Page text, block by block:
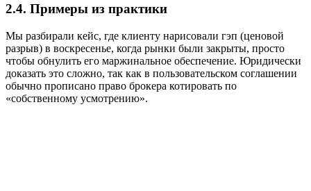
2.4. Примеры из практики
Мы разбирали кейс, где клиенту нарисовали гэп (ценовой
разрыв) в воскресенье, когда рынки были закрыты, просто
чтобы обнулить его маржинальное обеспечение. Юридически
доказать это сложно, так как в пользовательском соглашении
обычно прописано право брокера котировать по
«собственному усмотрению».